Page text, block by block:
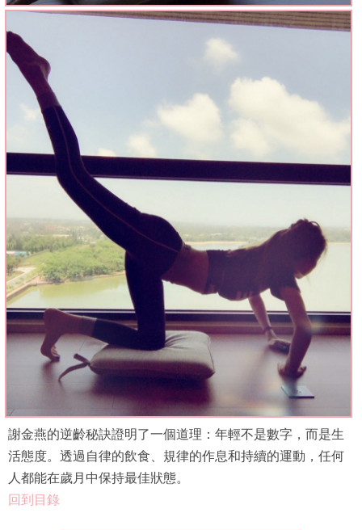
謝金燕的逆齡秘訣證明了一個道理：年輕不是數字，而是生
活態度。透過自律的飲食、規律的作息和持續的運動，任何
人都能在歲月中保持最佳狀態。
回到目錄